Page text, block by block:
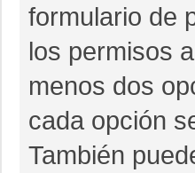
formulario de
los permisos
menos dos
cada opción
También